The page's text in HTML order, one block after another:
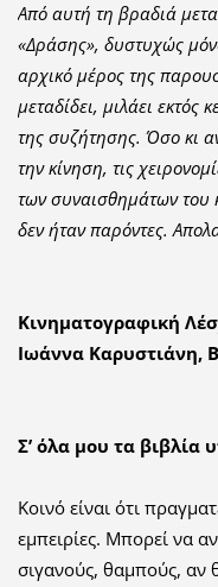
Από αυτή τη βραδιά
«Δράσης», δυστυχώς
αρχικό μέρος της
μεταδίδει, μιλάει
της συζήτησης. Όσο κι
την κίνηση, τις
των συναισθημάτων του
δεν ήταν παρόντες.
Κινηματογραφική
Ιωάννα Καρυστιάνη,
Σ’ όλα μου τα βιβλία
Κοινό είναι ότι
εμπειρίες. Μπορεί να
σιγανούς, θαμπούς, αν